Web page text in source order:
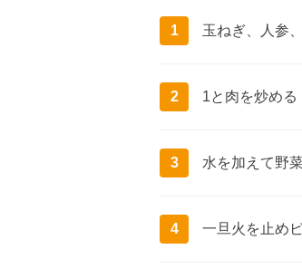
1 玉ねぎ、人参
2 1と肉を炒める
3 水を加えて野
4 一旦火を止め